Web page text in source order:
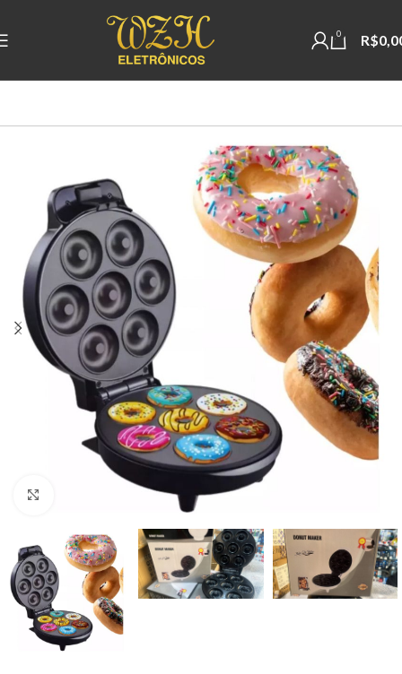
0 R$
Clique para ampliar